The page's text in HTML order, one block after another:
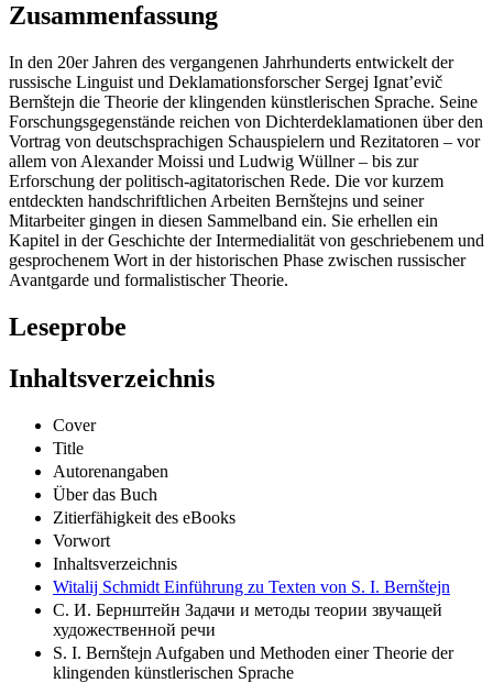
Zusammenfassung
In den 20er Jahren des vergangenen Jahrhunderts entwickelt der
russische Linguist und Deklamationsforscher Sergej Ignat’evič
Bernštejn die Theorie der klingenden künstlerischen Sprache. Seine
Forschungsgegenstände reichen von Dichterdeklamationen über den
Vortrag von deutschsprachigen Schauspielern und Rezitatoren – vor
allem von Alexander Moissi und Ludwig Wüllner – bis zur
Erforschung der politisch-agitatorischen Rede. Die vor kurzem
entdeckten handschriftlichen Arbeiten Bernštejns und seiner
Mitarbeiter gingen in diesen Sammelband ein. Sie erhellen ein
Kapitel in der Geschichte der Intermedialität von geschriebenem und
gesprochenem Wort in der historischen Phase zwischen russischer
Avantgarde und formalistischer Theorie.
Leseprobe
Inhaltsverzeichnis
Cover
Title
Autorenangaben
Über das Buch
Zitierfähigkeit des eBooks
Vorwort
Inhaltsverzeichnis
Witalij Schmidt Einführung zu Texten von S. I. Bernštejn
С. И. Бернштейн Задачи и методы теории звучащей
художественной речи
S. I. Bernštejn Aufgaben und Methoden einer Theorie der
klingenden künstlerischen Sprache